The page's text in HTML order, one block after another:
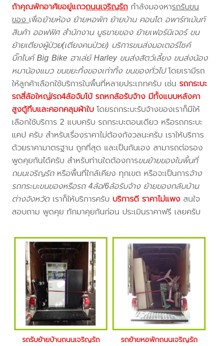
ถ้าคุณพักอาศัยอยู่แถวถนนเจริญรัถกำลังมองหารถรับขน
ของเพื่อย้ายห้อง ย้ายหอพัก ย้ายบ้าน คอนโด อพาร์ทเม้นท์
สินค้า ออฟฟิศ สำนักงาน บูธขายของ ย้ายเฟอร์นิเจอร์ ขน
ย้ายเตียงผู้ป่วย(เตียงคนป่วย) บริการขนส่งมอเตอร์ไซค์
บิ๊กไบค์ Big Bike ฮาเล่ย์ Harley ขนส่งสัตว์เลี้ยง ขนส่งน้อง
หมาน้องแมว ขนขยะทิ้งของเก่าทิ้ง ขนของทั่วไปโดยเรามีรถ
ให้ลูกค้าเลือกใช้บริการในพื้นที่หลายประเภทครับ เช่นรถกระบะ
รถสี่ล้อใหญ่/รถ4ล้อจัมโบ้ รถหกล้อรับจ้าง มีทั้งแบบหลังคา
สูงตู้ทึบและคอกคลุมผ้าใบ โดยรถกระบะรับจ้างของเราก็มีให้
เลือกใช้บริการ 2 แบบครับ รถกระบะตอนเดียว หรือรถกระบะ
แคป ครับ สำหรับเรื่องราคาไม่ต้องกังวลนะครับ เราให้บริการ
ด้วยราคามาตรฐาน ถูกที่สุด และเป็นกันเอง สามารถต่อรอง
พูดคุยกันได้ครับ สำหรับท่านใดต้องการขนย้ายของในพื้นที่
ถนนเจริญรัถหรือพื้นที่ใกล้เคียง ทุกเขต หรือจะเป็นการจ้าง
รถกระบะขนของหรือรถ 4ล้อ/6ล้อรับจ้าง ย้ายของกลับบ้าน
ต่างจังหวัด เราก็ให้บริการครับ บริการดี ราคาไม่แพง สนใจ
สอบถาม พูดคุย ทักมาคุยกันก่อน ประเมินราคาฟรี เลยครับ
รถรับย้ายบ้านถนนเจริญรัถ รถย้ายหอพักถนนเจริญรัถ